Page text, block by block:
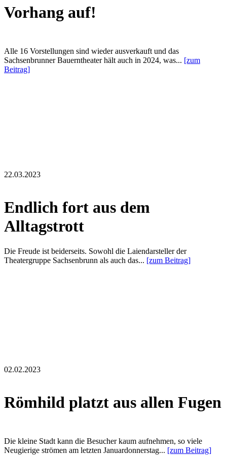
Vorhang auf!
Alle 16 Vorstellungen sind wieder ausverkauft und das
Sachsenbrunner Bauerntheater hält auch in 2024, was... [zum
Beitrag]
22.03.2023
Endlich fort aus dem
Alltagstrott
Die Freude ist beiderseits. Sowohl die Laiendarsteller der
Theatergruppe Sachsenbrunn als auch das... [zum Beitrag]
02.02.2023
Römhild platzt aus allen Fugen
Die kleine Stadt kann die Besucher kaum aufnehmen, so viele
Neugierige strömen am letzten Januardonnerstag... [zum Beitrag]